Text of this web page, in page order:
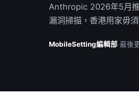
Anthropic 2026年5月
漏洞掃描，香港用家毋
MobileSetting編輯部·最後